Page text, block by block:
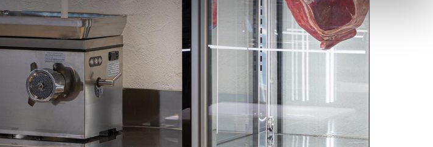
personalizzare contenuti ed annunci, per fornire
sul modo in cui l’utente utilizza il nostro
i quali potrebbero combinarle con altre